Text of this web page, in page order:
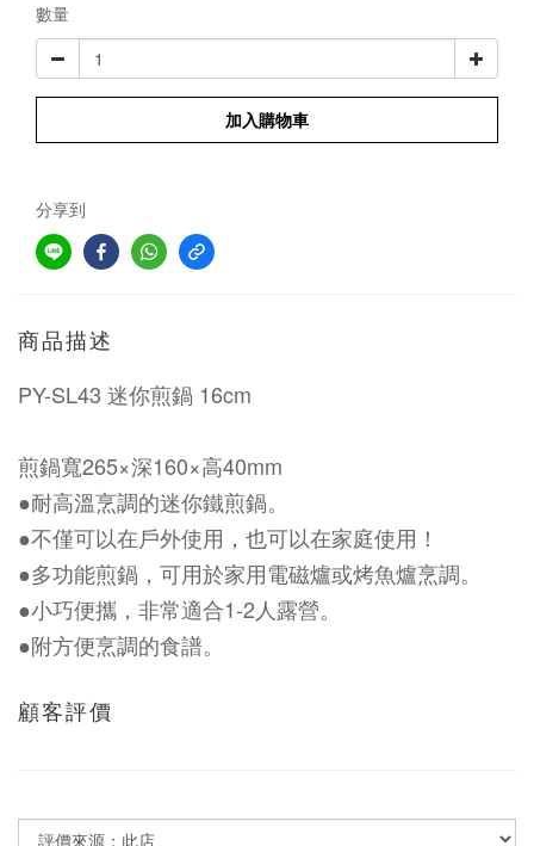
數量
加入購物車
分享到
商品描述
PY-SL43 迷你煎鍋 16cm
煎鍋寬265×深160×高40mm
●耐高溫烹調的迷你鐵煎鍋。
●不僅可以在戶外使用，也可以在家庭使用！
●多功能煎鍋，可用於家用電磁爐或烤魚爐烹調。
●小巧便攜，非常適合1-2人露營。
●附方便烹調的食譜。
顧客評價